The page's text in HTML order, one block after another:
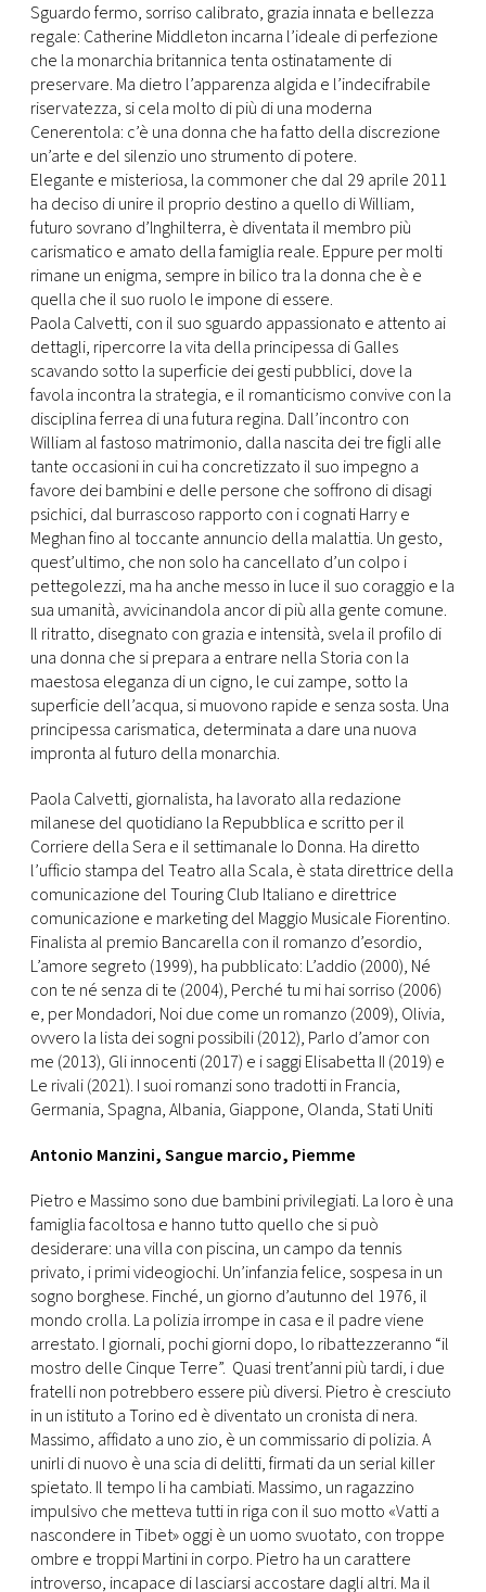
Sguardo fermo, sorriso calibrato, grazia innata e bellezza
regale: Catherine Middleton incarna l’ideale di perfezione
che la monarchia britannica tenta ostinatamente di
preservare. Ma dietro l’apparenza algida e l’indecifrabile
riservatezza, si cela molto di più di una moderna
Cenerentola: c’è una donna che ha fatto della discrezione
un’arte e del silenzio uno strumento di potere.
Elegante e misteriosa, la commoner che dal 29 aprile 2011
ha deciso di unire il proprio destino a quello di William,
futuro sovrano d’Inghilterra, è diventata il membro più
carismatico e amato della famiglia reale. Eppure per molti
rimane un enigma, sempre in bilico tra la donna che è e
quella che il suo ruolo le impone di essere.
Paola Calvetti, con il suo sguardo appassionato e attento ai
dettagli, ripercorre la vita della principessa di Galles
scavando sotto la superficie dei gesti pubblici, dove la
favola incontra la strategia, e il romanticismo convive con la
disciplina ferrea di una futura regina. Dall’incontro con
William al fastoso matrimonio, dalla nascita dei tre figli alle
tante occasioni in cui ha concretizzato il suo impegno a
favore dei bambini e delle persone che soffrono di disagi
psichici, dal burrascoso rapporto con i cognati Harry e
Meghan fino al toccante annuncio della malattia. Un gesto,
quest’ultimo, che non solo ha cancellato d’un colpo i
pettegolezzi, ma ha anche messo in luce il suo coraggio e la
sua umanità, avvicinandola ancor di più alla gente comune.
Il ritratto, disegnato con grazia e intensità, svela il profilo di
una donna che si prepara a entrare nella Storia con la
maestosa eleganza di un cigno, le cui zampe, sotto la
superficie dell’acqua, si muovono rapide e senza sosta. Una
principessa carismatica, determinata a dare una nuova
impronta al futuro della monarchia.
Paola Calvetti, giornalista, ha lavorato alla redazione
milanese del quotidiano la Repubblica e scritto per il
Corriere della Sera e il settimanale Io Donna. Ha diretto
l’ufficio stampa del Teatro alla Scala, è stata direttrice della
comunicazione del Touring Club Italiano e direttrice
comunicazione e marketing del Maggio Musicale Fiorentino.
Finalista al premio Bancarella con il romanzo d’esordio,
L’amore segreto (1999), ha pubblicato: L’addio (2000), Né
con te né senza di te (2004), Perché tu mi hai sorriso (2006)
e, per Mondadori, Noi due come un romanzo (2009), Olivia,
ovvero la lista dei sogni possibili (2012), Parlo d’amor con
me (2013), Gli innocenti (2017) e i saggi Elisabetta II (2019) e
Le rivali (2021). I suoi romanzi sono tradotti in Francia,
Germania, Spagna, Albania, Giappone, Olanda, Stati Uniti
Antonio Manzini, Sangue marcio, Piemme
Pietro e Massimo sono due bambini privilegiati. La loro è una
famiglia facoltosa e hanno tutto quello che si può
desiderare: una villa con piscina, un campo da tennis
privato, i primi videogiochi. Un’infanzia felice, sospesa in un
sogno borghese. Finché, un giorno d’autunno del 1976, il
mondo crolla. La polizia irrompe in casa e il padre viene
arrestato. I giornali, pochi giorni dopo, lo ribattezzeranno “il
mostro delle Cinque Terre”. Quasi trent’anni più tardi, i due
fratelli non potrebbero essere più diversi. Pietro è cresciuto
in un istituto a Torino ed è diventato un cronista di nera.
Massimo, affidato a uno zio, è un commissario di polizia. A
unirli di nuovo è una scia di delitti, firmati da un serial killer
spietato. Il tempo li ha cambiati. Massimo, un ragazzino
impulsivo che metteva tutti in riga con il suo motto «Vatti a
nascondere in Tibet» oggi è un uomo svuotato, con troppe
ombre e troppi Martini in corpo. Pietro ha un carattere
introverso, incapace di lasciarsi accostare dagli altri. Ma il